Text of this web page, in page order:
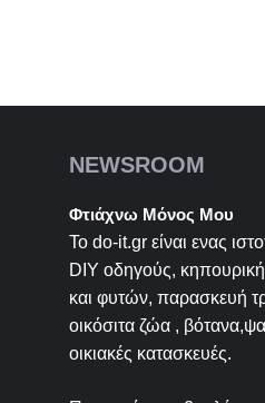
NEWSROOM
Φτιάχνω Μόνος Μου
Το do-it.gr είναι ενας
DIY οδηγούς,
και φυτών, παρασκευή
οικόσιτα ζώα ,
οικιακές κατασκευές.